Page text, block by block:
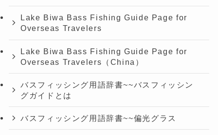
Lake Biwa Bass Fishing Guide Page for
Overseas Travelers
Lake Biwa Bass Fishing Guide Page for
Overseas Travelers（China）
バスフィッシング用語辞書~~バスフィッシン
グガイドとは
バスフィッシング用語辞書~~偏光グラス